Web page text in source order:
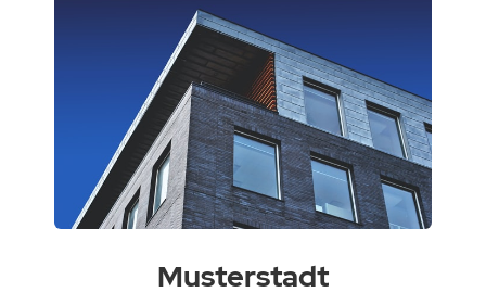
Musterstadt